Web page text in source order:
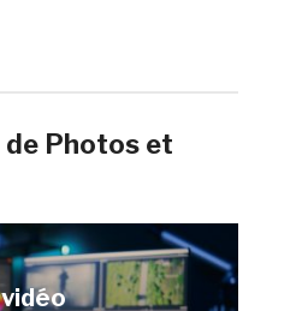
de Photos et